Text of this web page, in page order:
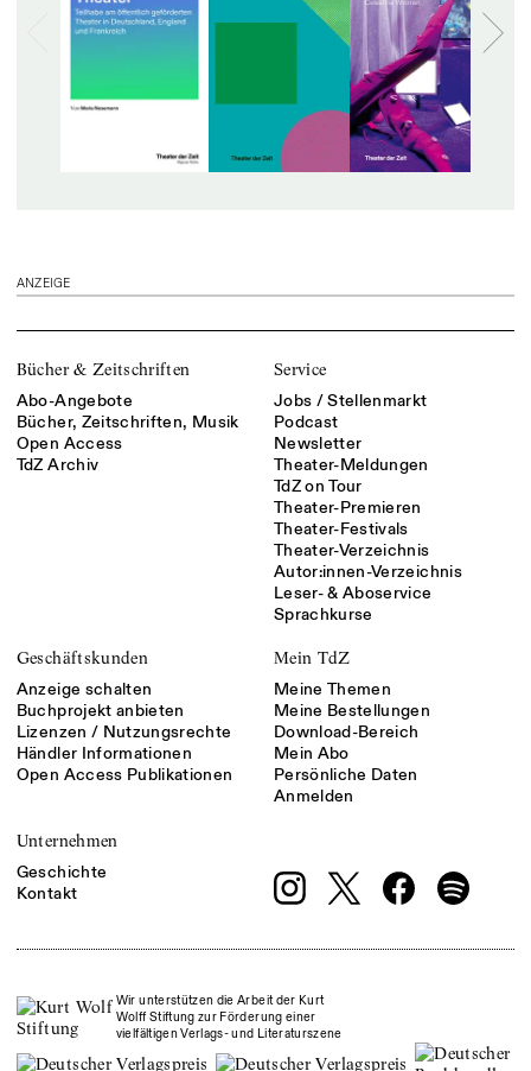
ANZEIGE
Bücher & Zeitschriften
Abo-Angebote
Bücher, Zeitschriften, Musik
Open Access
TdZ Archiv
Service
Jobs / Stellenmarkt
Podcast
Newsletter
Theater-Meldungen
TdZ on Tour
Theater-Premieren
Theater-Festivals
Theater-Verzeichnis
Autor:innen-Verzeichnis
Leser- & Aboservice
Sprachkurse
Geschäftskunden
Anzeige schalten
Buchprojekt anbieten
Lizenzen / Nutzungsrechte
Händler Informationen
Open Access Publikationen
Mein TdZ
Meine Themen
Meine Bestellungen
Download-Bereich
Mein Abo
Persönliche Daten
Anmelden
Unternehmen
Geschichte
Kontakt
Wir unterstützen die Arbeit der Kurt
Wolff Stiftung zur Förderung einer
vielfältigen Verlags- und Literaturszene